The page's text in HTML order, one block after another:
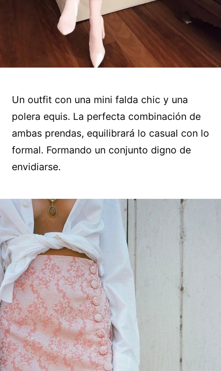
Un outfit con una mini falda chic y una
polera equis. La perfecta combinación de
ambas prendas, equilibrará lo casual con lo
formal. Formando un conjunto digno de
envidiarse.